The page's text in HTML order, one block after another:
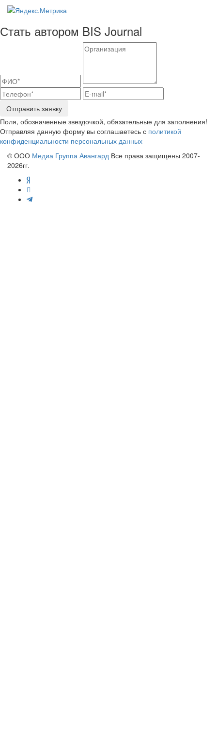
Стать автором BIS Journal
Отправить заявку
Поля, обозначенные звездочкой, обязательные для заполнения!
Отправляя данную форму вы соглашаетесь с политикой
конфиденциальности персональных данных
© ООО Медиа Группа Авангард Все права защищены 2007-
2026гг.